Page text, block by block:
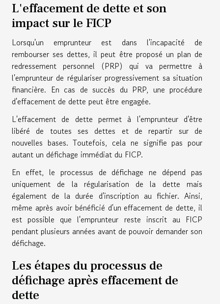
L'effacement de dette et son
impact sur le FICP
Lorsqu'un emprunteur est dans l'incapacité de
rembourser ses dettes, il peut être proposé un plan de
redressement personnel (PRP) qui va permettre à
l'emprunteur de régulariser progressivement sa situation
financière. En cas de succès du PRP, une procédure
d'effacement de dette peut être engagée.
L'effacement de dette permet à l'emprunteur d'être
libéré de toutes ses dettes et de repartir sur de
nouvelles bases. Toutefois, cela ne signifie pas pour
autant un défichage immédiat du FICP.
En effet, le processus de défichage ne dépend pas
uniquement de la régularisation de la dette mais
également de la durée d'inscription au fichier. Ainsi,
même après avoir bénéficié d'un effacement de dette, il
est possible que l'emprunteur reste inscrit au FICP
pendant plusieurs années avant de pouvoir demander son
défichage.
Les étapes du processus de
défichage après effacement de
dette